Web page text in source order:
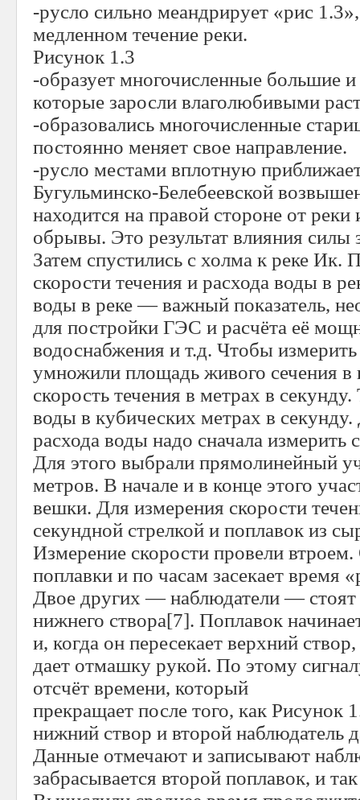
-русло сильно меандрирует «рис
медленном течение реки.
Рисунок 1.3
-образует многочисленные большие
которые заросли влаголюбивыми
-образовались многочисленные
постоянно меняет свое направление.
-русло местами вплотную
Бугульминско-Белебеевской
находится на правой стороне от реки
обрывы. Это результат влияния силы
Затем спустились с холма к реке Ик.
скорости течения и расхода воды в
воды в реке — важный показатель,
для постройки ГЭС и расчёта её
водоснабжения и т.д. Чтобы
умножили площадь живого сечения в
скорость течения в метрах в
воды в кубических метрах в
расхода воды надо сначала измерить
Для этого выбрали прямолинейный
метров. В начале и в конце этого
вешки. Для измерения скорости
секундной стрелкой и поплавок из
Измерение скорости провели втроем.
поплавки и по часам засекает время
Двое других — наблюдатели — стоят
нижнего створа[7]. Поплавок
и, когда он пересекает верхний
дает отмашку рукой. По этому
отсчёт времени, который
прекращает после того, как Рисунок
нижний створ и второй наблюдатель
Данные отмечают и записывают
забрасывается второй поплавок, и